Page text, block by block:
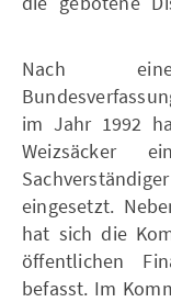
Nach
im Jahr 1992
Weizsäcker
eingesetzt.
hat sich die
öffentlichen
befasst. Im